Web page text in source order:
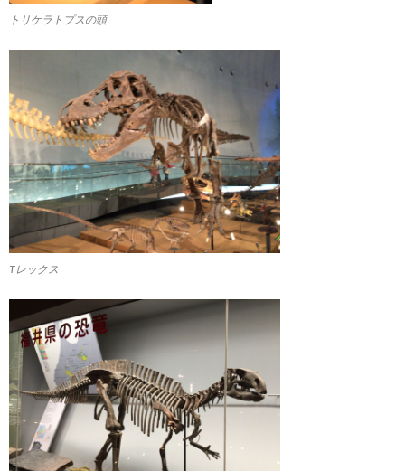
トリケラトプスの頭
Tレックス